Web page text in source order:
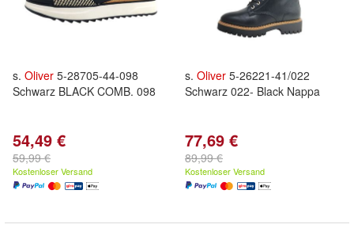
s. Oliver 5-28705-44-098
Schwarz BLACK COMB. 098
54,49 €
59,99 €
Kostenloser Versand
s. Oliver 5-26221-41/022
Schwarz 022- Black Nappa
77,69 €
89,99 €
Kostenloser Versand